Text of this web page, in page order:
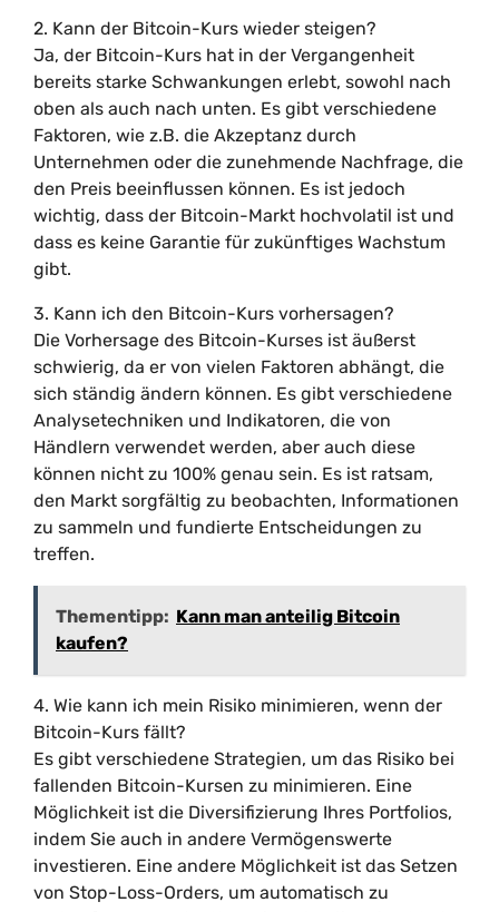
2. Kann der Bitcoin-Kurs wieder steigen?
Ja, der Bitcoin-Kurs hat in der Vergangenheit
bereits starke Schwankungen erlebt, sowohl nach
oben als auch nach unten. Es gibt verschiedene
Faktoren, wie z.B. die Akzeptanz durch
Unternehmen oder die zunehmende Nachfrage, die
den Preis beeinflussen können. Es ist jedoch
wichtig, dass der Bitcoin-Markt hochvolatil ist und
dass es keine Garantie für zukünftiges Wachstum
gibt.
3. Kann ich den Bitcoin-Kurs vorhersagen?
Die Vorhersage des Bitcoin-Kurses ist äußerst
schwierig, da er von vielen Faktoren abhängt, die
sich ständig ändern können. Es gibt verschiedene
Analysetechniken und Indikatoren, die von
Händlern verwendet werden, aber auch diese
können nicht zu 100% genau sein. Es ist ratsam,
den Markt sorgfältig zu beobachten, Informationen
zu sammeln und fundierte Entscheidungen zu
treffen.
Thementipp: Kann man anteilig Bitcoin
kaufen?
4. Wie kann ich mein Risiko minimieren, wenn der
Bitcoin-Kurs fällt?
Es gibt verschiedene Strategien, um das Risiko bei
fallenden Bitcoin-Kursen zu minimieren. Eine
Möglichkeit ist die Diversifizierung Ihres Portfolios,
indem Sie auch in andere Vermögenswerte
investieren. Eine andere Möglichkeit ist das Setzen
von Stop-Loss-Orders, um automatisch zu